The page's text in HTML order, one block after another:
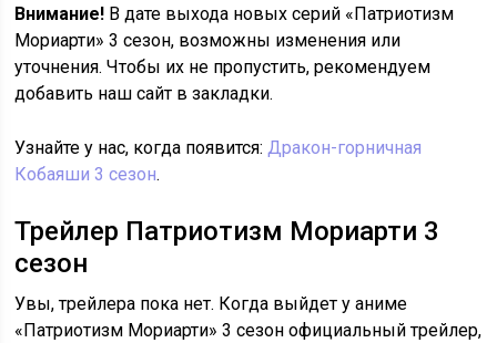
Внимание! В дате выхода новых серий «Патриотизм
Мориарти» 3 сезон, возможны изменения или
уточнения. Чтобы их не пропустить, рекомендуем
добавить наш сайт в закладки.
Узнайте у нас, когда появится:Дракон-горничная
Кобаяши 3 сезон.
Трейлер Патриотизм Мориарти 3
сезон
Увы, трейлера пока нет. Когда выйдет у аниме
«Патриотизм Мориарти» 3 сезон официальный трейлер,